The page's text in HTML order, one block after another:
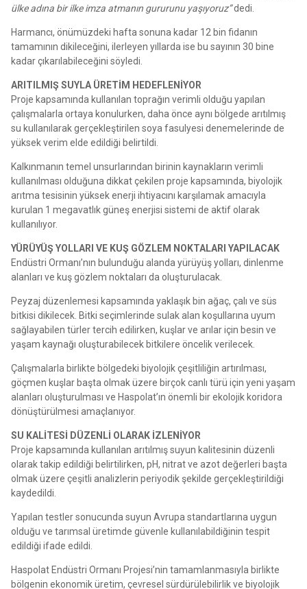
ülke adına bir ilke imza atmanın gururunu yaşıyoruz”dedi.
Harmancı, önümüzdeki hafta sonuna kadar 12 bin fidanın
tamamının dikileceğini, ilerleyen yıllarda ise bu sayının 30 bine
kadar çıkarılabileceğini söyledi.
ARITILMIŞ SUYLA ÜRETİM HEDEFLENİYOR
Proje kapsamında kullanılan toprağın verimli olduğu yapılan
çalışmalarla ortaya konulurken, daha önce aynı bölgede arıtılmış
su kullanılarak gerçekleştirilen soya fasulyesi denemelerinde de
yüksek verim elde edildiği belirtildi.
Kalkınmanın temel unsurlarından birinin kaynakların verimli
kullanılması olduğuna dikkat çekilen proje kapsamında, biyolojik
arıtma tesisinin yüksek enerji ihtiyacını karşılamak amacıyla
kurulan 1 megavatlık güneş enerjisi sistemi de aktif olarak
kullanılıyor.
YÜRÜYÜŞ YOLLARI VE KUŞ GÖZLEM NOKTALARI YAPILACAK
Endüstri Ormanı’nın bulunduğu alanda yürüyüş yolları, dinlenme
alanları ve kuş gözlem noktaları da oluşturulacak.
Peyzaj düzenlemesi kapsamında yaklaşık bin ağaç, çalı ve süs
bitkisi dikilecek. Bitki seçimlerinde sulak alan koşullarına uyum
sağlayabilen türler tercih edilirken, kuşlar ve arılar için besin ve
yaşam kaynağı oluşturabilecek bitkilere öncelik verilecek.
Çalışmalarla birlikte bölgedeki biyolojik çeşitliliğin artırılması,
göçmen kuşlar başta olmak üzere birçok canlı türü için yeni yaşam
alanları oluşturulması ve Haspolat’ın önemli bir ekolojik koridora
dönüştürülmesi amaçlanıyor.
SU KALİTESİ DÜZENLİ OLARAK İZLENİYOR
Proje kapsamında kullanılan arıtılmış suyun kalitesinin düzenli
olarak takip edildiği belirtilirken, pH, nitrat ve azot değerleri başta
olmak üzere çeşitli analizlerin periyodik şekilde gerçekleştirildiği
kaydedildi.
Yapılan testler sonucunda suyun Avrupa standartlarına uygun
olduğu ve tarımsal üretimde güvenle kullanılabildiğinin tespit
edildiği ifade edildi.
Haspolat Endüstri Ormanı Projesi’nin tamamlanmasıyla birlikte
bölgenin ekonomik üretim, çevresel sürdürülebilirlik ve biyolojik